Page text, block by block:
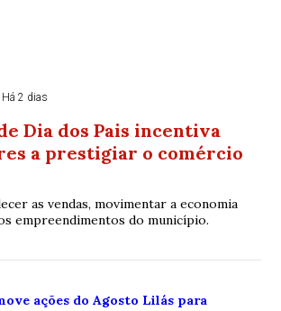
Há 2 dias
Dia dos Pais incentiva
a prestigiar o comércio
as vendas, movimentar a economia
empreendimentos do município.